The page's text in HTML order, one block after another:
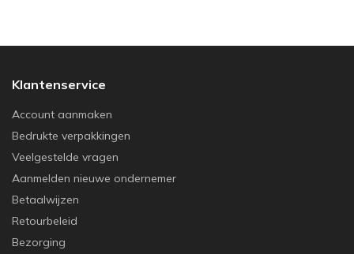
Klantenservice
Account aanmaken
Bedrukte verpakkingen
Veelgestelde vragen
Aanmelden nieuwe ondernemer
Betaalwijzen
Retourbeleid
Bezorging